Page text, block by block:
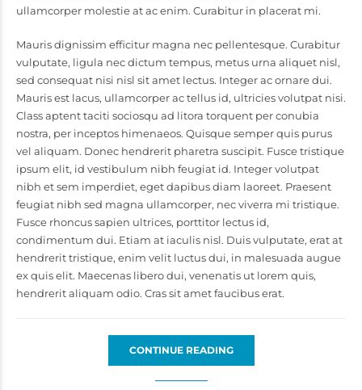
ullamcorper molestie at ac enim. Curabitur in placerat mi.
Mauris dignissim efficitur magna nec pellentesque. Curabitur
vulputate, ligula nec dictum tempus, metus urna aliquet nisl,
sed consequat nisi nisl sit amet lectus. Integer ac ornare dui.
Mauris est lacus, ullamcorper ac tellus id, ultricies volutpat nisi.
Class aptent taciti sociosqu ad litora torquent per conubia
nostra, per inceptos himenaeos. Quisque semper quis purus
vel aliquam. Donec hendrerit pharetra suscipit. Fusce tristique
ipsum elit, id vestibulum nibh feugiat id. Integer volutpat
nibh et sem imperdiet, eget dapibus diam laoreet. Praesent
feugiat nibh sed magna ullamcorper, nec viverra mi tristique.
Fusce rhoncus sapien ultrices, porttitor lectus id,
condimentum dui. Etiam at iaculis nisl. Duis vulputate, erat at
hendrerit tristique, enim velit luctus dui, in malesuada augue
ex quis elit. Maecenas libero dui, venenatis ut lorem quis,
hendrerit aliquam odio. Cras sit amet faucibus erat.
CONTINUE READING